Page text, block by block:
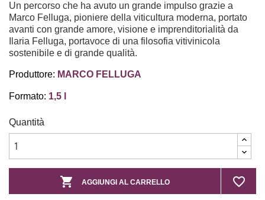
Un percorso che ha avuto un grande impulso grazie a
Marco Felluga, pioniere della viticultura moderna, portato
avanti con grande amore, visione e imprenditorialità da
Ilaria Felluga, portavoce di una filosofia vitivinicola
sostenibile e di grande qualità.
Produttore: MARCO FELLUGA
Formato: 1,5 l
Quantità
 AGGIUNGI AL CARRELLO favorite_border